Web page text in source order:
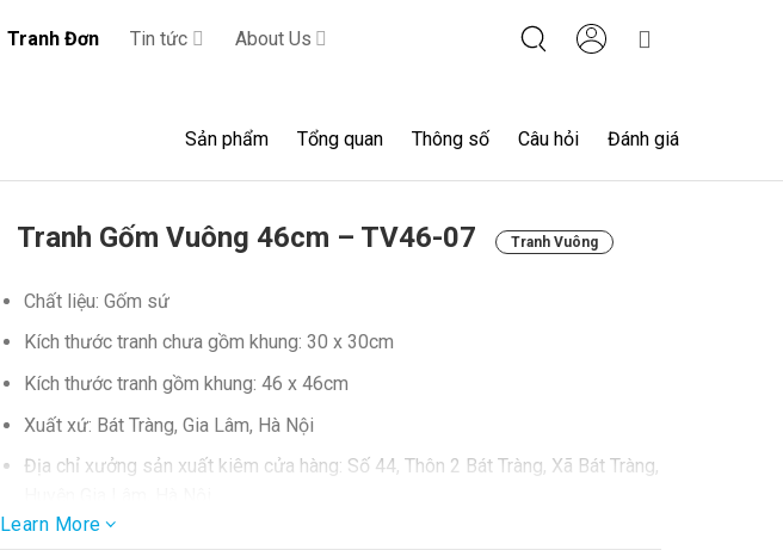
Tranh Đơn Tin tức About Us
Sản phẩm Tổng quan Thông số Câu hỏi Đánh giá
Tranh Gốm Vuông 46cm – TV46-07 Tranh Vuông
Chất liệu: Gốm sứ
Kích thước tranh chưa gồm khung: 30 x 30cm
Kích thước tranh gồm khung: 46 x 46cm
Xuất xứ: Bát Tràng, Gia Lâm, Hà Nội
Địa chỉ xưởng sản xuất kiêm cửa hàng: Số 44, Thôn 2 Bát Tràng, Xã Bát Tràng,
SĐT: 0986.857.877
Learn More